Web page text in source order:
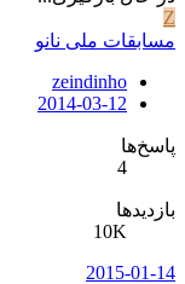
Z
مسابقات ملی نانو
zeindinho
2014-03-12
پاسخ‌ها
4
بازدیدها
10K
2015-01-14